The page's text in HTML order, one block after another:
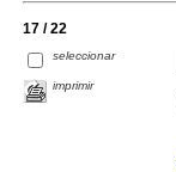
17 / 22
seleccionar
imprimir